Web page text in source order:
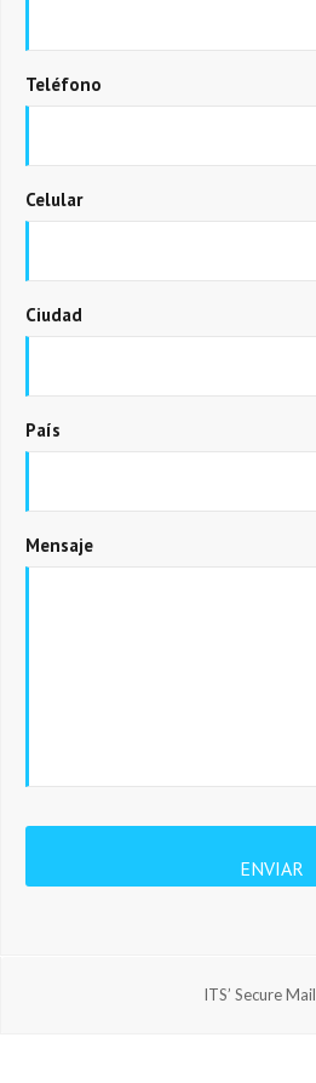
Teléfono
Celular
Ciudad
País
Mensaje
ITS’ Secure Mail